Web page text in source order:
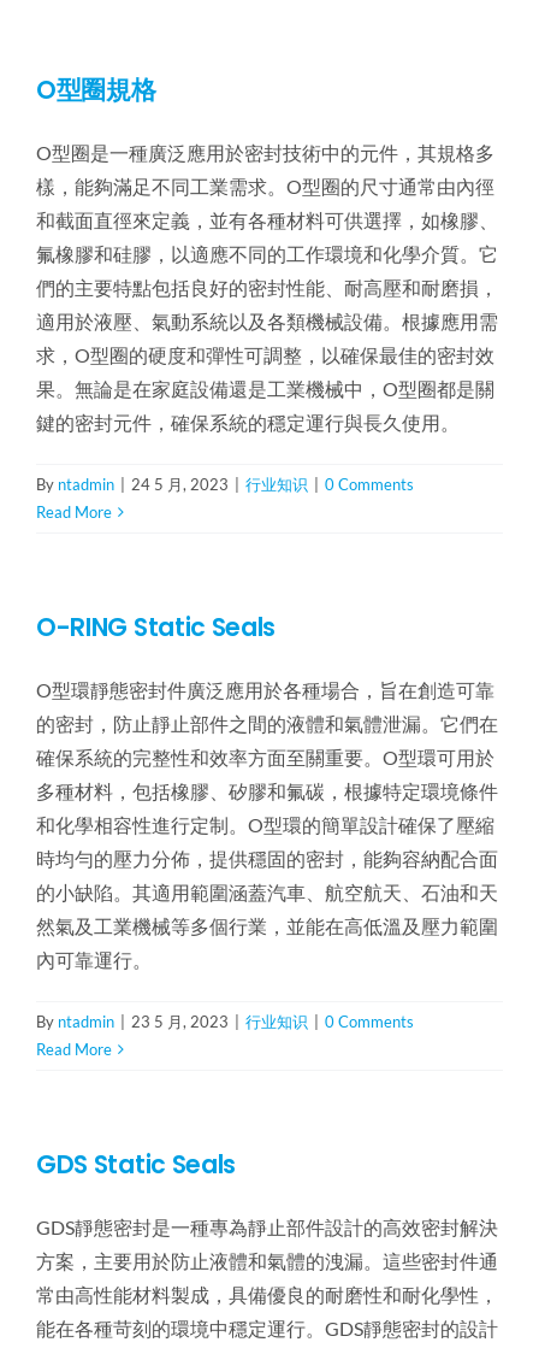
O型圈規格
O型圈是一種廣泛應用於密封技術中的元件，其規格多
樣，能夠滿足不同工業需求。O型圈的尺寸通常由內徑
和截面直徑來定義，並有各種材料可供選擇，如橡膠、
氟橡膠和硅膠，以適應不同的工作環境和化學介質。它
們的主要特點包括良好的密封性能、耐高壓和耐磨損，
適用於液壓、氣動系統以及各類機械設備。根據應用需
求，O型圈的硬度和彈性可調整，以確保最佳的密封效
果。無論是在家庭設備還是工業機械中，O型圈都是關
鍵的密封元件，確保系統的穩定運行與長久使用。
By ntadmin 24 5 月, 2023 行业知识
0 Comments
Read More
O-RING Static Seals
O型環靜態密封件廣泛應用於各種場合，旨在創造可靠
的密封，防止靜止部件之間的液體和氣體泄漏。它們在
確保系統的完整性和效率方面至關重要。O型環可用於
多種材料，包括橡膠、矽膠和氟碳，根據特定環境條件
和化學相容性進行定制。O型環的簡單設計確保了壓縮
時均勻的壓力分佈，提供穩固的密封，能夠容納配合面
的小缺陷。其適用範圍涵蓋汽車、航空航天、石油和天
然氣及工業機械等多個行業，並能在高低溫及壓力範圍
內可靠運行。
By ntadmin 23 5 月, 2023 行业知识
0 Comments
Read More
GDS Static Seals
GDS靜態密封是一種專為靜止部件設計的高效密封解決
方案，主要用於防止液體和氣體的洩漏。這些密封件通
常由高性能材料製成，具備優良的耐磨性和耐化學性，
能在各種苛刻的環境中穩定運行。GDS靜態密封的設計